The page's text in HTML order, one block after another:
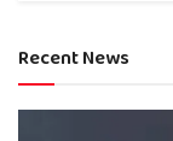
Recent News